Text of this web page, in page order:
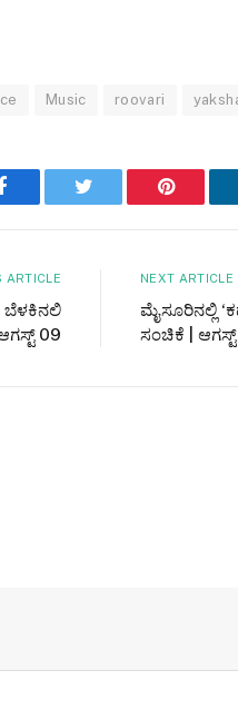
Music roovari
Facebook Twitter
ARTICLE
ಬೆಳಕಿನಲಿ
ಆಗಸ್ಟ್ 09
NEXT ARTICLE
ಮೈಸೂರಿನಲ್ಲಿ
ಸಂಚಿಕೆ |